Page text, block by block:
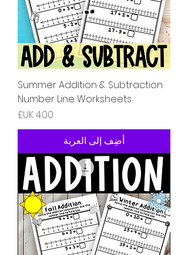
Summer Addition & Subtraction
Number Line Worksheets
السعر
أضِف إلى العربة